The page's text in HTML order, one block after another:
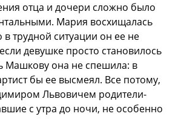
отца и дочери сложно было
Мария восхищалась
в трудной ситуации он ее не
девушке просто становилось
Машкову она не спешила: в
бы ее высмеял. Все потому,
Львовичем родители-
с утра до ночи, не особенно